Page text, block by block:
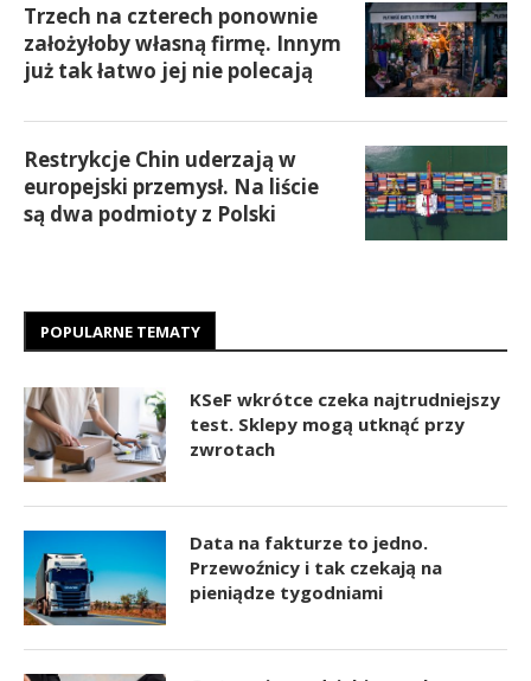
Trzech na czterech ponownie
założyłoby własną firmę. Innym
już tak łatwo jej nie polecają
Restrykcje Chin uderzają w
europejski przemysł. Na liście
są dwa podmioty z Polski
POPULARNE TEMATY
KSeF wkrótce czeka najtrudniejszy
test. Sklepy mogą utknąć przy
zwrotach
Data na fakturze to jedno.
Przewoźnicy i tak czekają na
pieniądze tygodniami